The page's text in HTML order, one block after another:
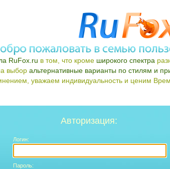
RuFox.ru в том, что кроме широкого спектра
выбор альтернативные варианты по стилям и
уважаем индивидуальность и ценим
Авторизация:
Логин:
Пароль: